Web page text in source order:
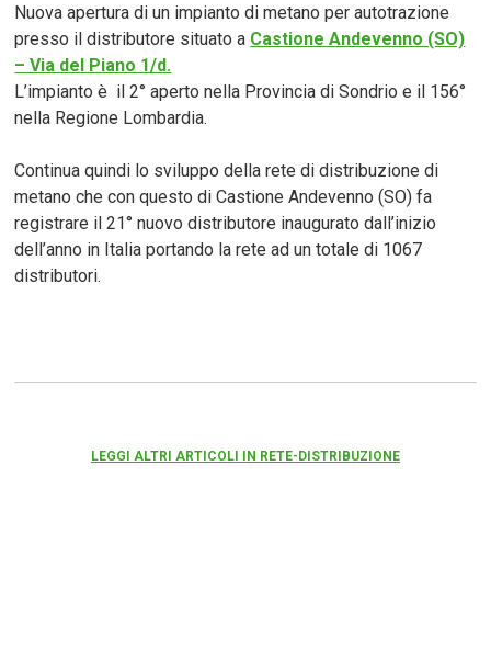
Nuova apertura di un impianto di metano per autotrazione
presso il distributore situato a Castione Andevenno (SO)
– Via del Piano 1/d.
L’impianto è il 2° aperto nella Provincia di Sondrio e il 156°
nella Regione Lombardia.
Continua quindi lo sviluppo della rete di distribuzione di
metano che con questo di Castione Andevenno (SO) fa
registrare il 21° nuovo distributore inaugurato dall’inizio
dell’anno in Italia portando la rete ad un totale di 1067
distributori.
LEGGI ALTRI ARTICOLI IN RETE-DISTRIBUZIONE